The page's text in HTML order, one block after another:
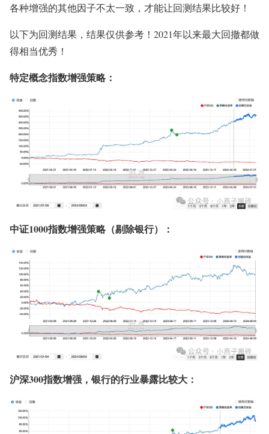
各种增强的其他因子不太一致，才能让回测结果比较好！
以下为回测结果，结果仅供参考！2021年以来最大回撤都做
得相当优秀！
特定概念指数增强策略：
中证1000指数增强策略（剔除银行）：
沪深300指数增强，银行的行业暴露比较大：